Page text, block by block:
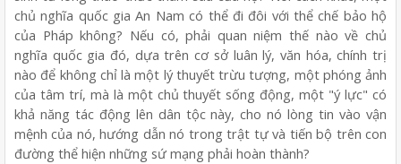
chủ nghĩa quốc gia An Nam có thể đi đôi với thể chế bảo hộ
của Pháp không? Nếu có, phải quan niệm thế nào về chủ
nghĩa quốc gia đó, dựa trên cơ sở luân lý, văn hóa, chính trị
nào để không chỉ là một lý thuyết trừu tượng, một phóng ảnh
của tâm trí, mà là một chủ thuyết sống động, một "ý lực" có
khả năng tác động lên dân tộc này, cho nó lòng tin vào vận
mệnh của nó, hướng dẫn nó trong trật tự và tiến bộ trên con
đường thể hiện những sứ mạng phải hoàn thành?